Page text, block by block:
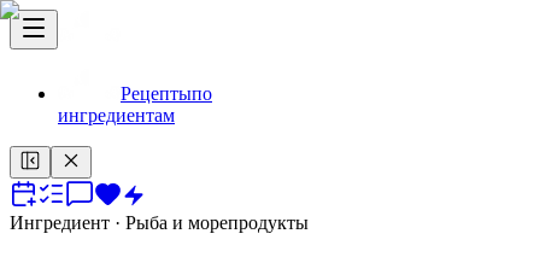
Рецептыпо
ингредиентам
Ингредиент · Рыба и морепродукты